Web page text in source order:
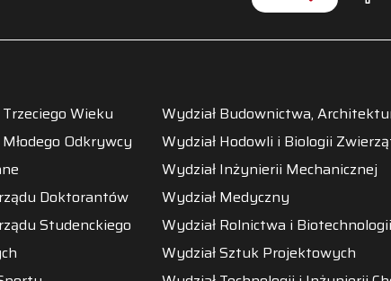
Wieku
Odkrywcy
Doktorantów
Studenckiego
Wydział Budownictwa,
Wydział Hodowli i Biologii
Wydział Inżynierii Mechanicznej
Wydział Medyczny
Wydział Rolnictwa i Biotechnologii
Wydział Sztuk Projektowych